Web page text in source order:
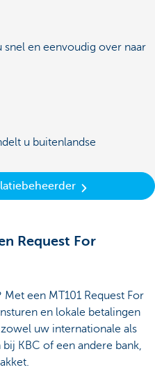
snel en eenvoudig over naar
u buitenlandse
Request For
een MT101 Request For
en lokale betalingen
uw internationale als
KBC of een andere bank,